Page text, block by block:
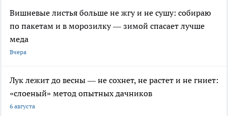
Вишневые листья больше не жгу и не сушу: собираю
по пакетам и в морозилку — зимой спасает лучше
меда
Вчера
Лук лежит до весны — не сохнет, не растет и не гниет:
«слоеный» метод опытных дачников
6 августа